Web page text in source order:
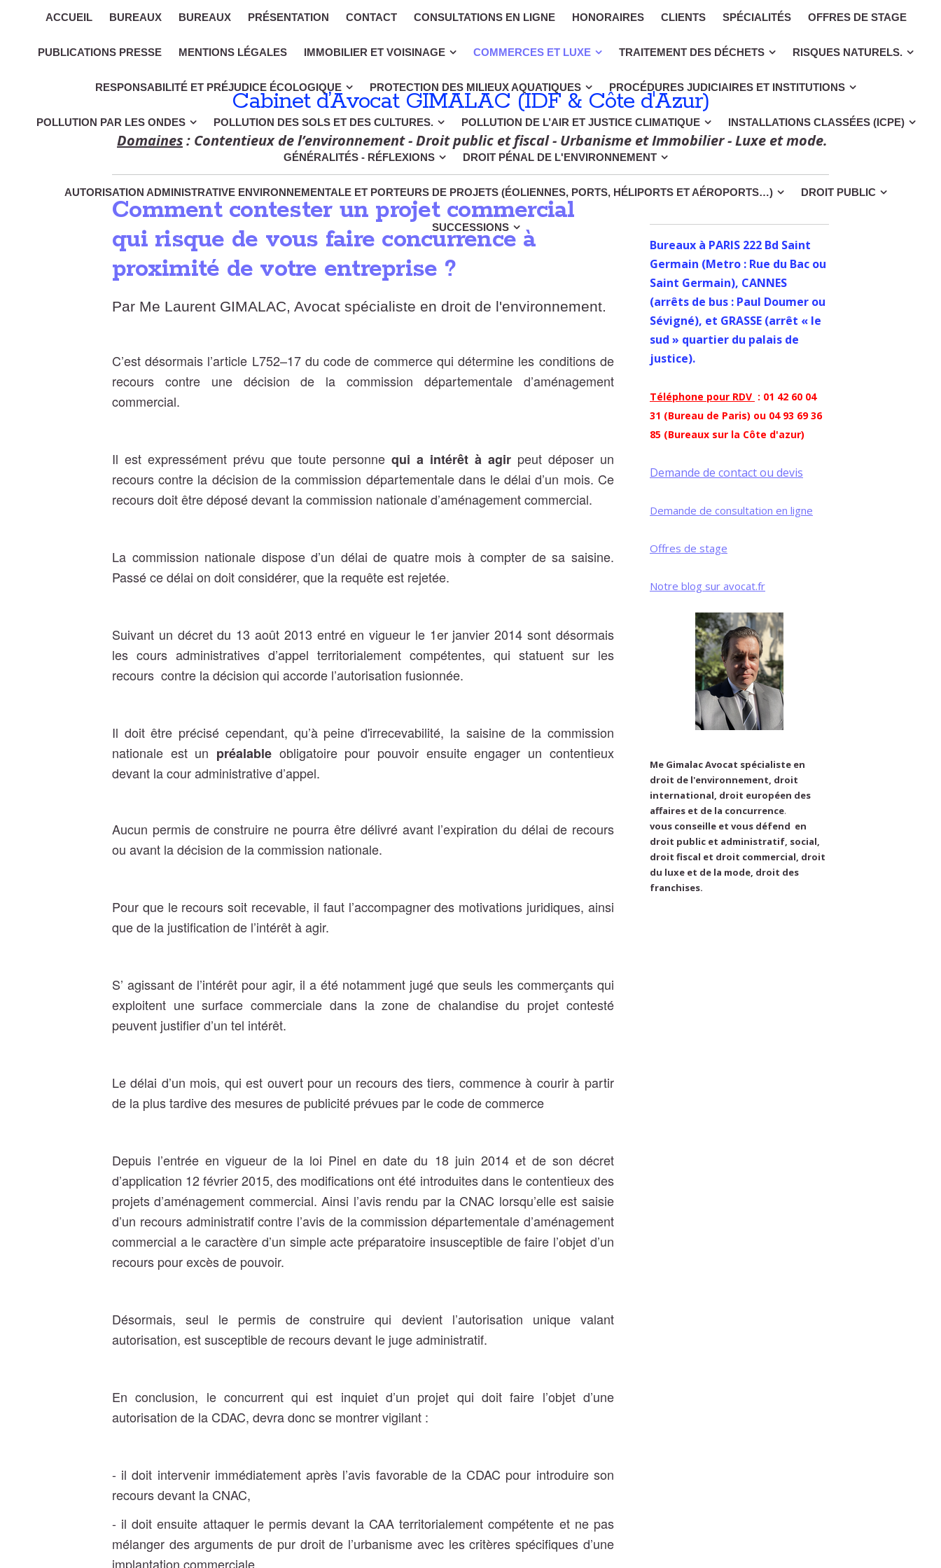
ACCUEIL BUREAUX BUREAUX PRÉSENTATION CONTACT CONSULTATIONS EN LIGNE HONORAIRES CLIENTS SPÉCIALITÉS OFFRES DE STAGE
PUBLICATIONS PRESSE MENTIONS LÉGALES IMMOBILIER ET VOISINAGE COMMERCES ET LUXE TRAITEMENT DES DÉCHETS RISQUES NATURELS.
RESPONSABILITÉ ET PRÉJUDICE ÉCOLOGIQUE PROTECTION DES MILIEUX AQUATIQUES PROCÉDURES JUDICIAIRES ET INSTITUTIONS
POLLUTION PAR LES ONDES POLLUTION DES SOLS ET DES CULTURES. POLLUTION DE L’AIR ET JUSTICE CLIMATIQUE INSTALLATIONS CLASSÉES (ICPE)
GÉNÉRALITÉS - RÉFLEXIONS DROIT PÉNAL DE L'ENVIRONNEMENT
AUTORISATION ADMINISTRATIVE ENVIRONNEMENTALE ET PORTEURS DE PROJETS (ÉOLIENNES, PORTS, HÉLIPORTS ET AÉROPORTS…) DROIT PUBLIC
SUCCESSIONS
Cabinet d’Avocat GIMALAC (IDF & Côte d'Azur)
Domaines: Contentieux de l’environnement - Droit public et fiscal - Urbanisme et Immobilier - Luxe et mode.
Comment contester un projet commercial
qui risque de vous faire concurrence à
proximité de votre entreprise ?
Par Me Laurent GIMALAC, Avocat spécialiste en droit de l'environnement.
C’est désormais l’article L752–17 du code de commerce qui détermine les conditions de
recours contre une décision de la commission départementale d’aménagement
commercial.
Il est expressément prévu que toute personne qui a intérêt à agirpeut déposer un
recours contre la décision de la commission départementale dans le délai d’un mois. Ce
recours doit être déposé devant la commission nationale d’aménagement commercial.
La commission nationale dispose d’un délai de quatre mois à compter de sa saisine.
Passé ce délai on doit considérer, que la requête est rejetée.
Suivant un décret du 13 août 2013 entré en vigueur le 1er janvier 2014 sont désormais
les cours administratives d’appel territorialement compétentes, qui statuent sur les
recours contre la décision qui accorde l’autorisation fusionnée.
Il doit être précisé cependant, qu’à peine d'irrecevabilité, la saisine de la commission
nationale est un préalable obligatoire pour pouvoir ensuite engager un contentieux
devant la cour administrative d’appel.
Aucun permis de construire ne pourra être délivré avant l’expiration du délai de recours
ou avant la décision de la commission nationale.
Pour que le recours soit recevable, il faut l’accompagner des motivations juridiques, ainsi
que de la justification de l’intérêt à agir.
S’ agissant de l’intérêt pour agir, il a été notamment jugé que seuls les commerçants qui
exploitent une surface commerciale dans la zone de chalandise du projet contesté
peuvent justifier d’un tel intérêt.
Le délai d’un mois, qui est ouvert pour un recours des tiers, commence à courir à partir
de la plus tardive des mesures de publicité prévues par le code de commerce
Depuis l’entrée en vigueur de la loi Pinel en date du 18 juin 2014 et de son décret
d’application 12 février 2015, des modifications ont été introduites dans le contentieux des
projets d’aménagement commercial. Ainsi l’avis rendu par la CNAC lorsqu’elle est saisie
d’un recours administratif contre l’avis de la commission départementale d’aménagement
commercial a le caractère d’un simple acte préparatoire insusceptible de faire l’objet d’un
recours pour excès de pouvoir.
Désormais, seul le permis de construire qui devient l’autorisation unique valant
autorisation, est susceptible de recours devant le juge administratif.
En conclusion, le concurrent qui est inquiet d’un projet qui doit faire l’objet d’une
autorisation de la CDAC, devra donc se montrer vigilant :
- il doit intervenir immédiatement après l’avis favorable de la CDAC pour introduire son
recours devant la CNAC,
- il doit ensuite attaquer le permis devant la CAA territorialement compétente et ne pas
mélanger des arguments de pur droit de l’urbanisme avec les critères spécifiques d’une
implantation commerciale.
Bureaux à PARIS 222 Bd Saint
Germain (Metro : Rue du Bac ou
Saint Germain), CANNES
(arrêts de bus : Paul Doumer ou
Sévigné), et GRASSE (arrêt « le
sud » quartier du palais de
justice).
Téléphone pour RDV : 01 42 60 04
31 (Bureau de Paris) ou 04 93 69 36
85 (Bureaux sur la Côte d'azur)
Demande de contact ou devis
Demande de consultation en ligne
Offres de stage
Notre blog sur avocat.fr
Me Gimalac Avocat spécialiste en
droit de l'environnement, droit
international, droit européen des
affaires et de la concurrence.
vous conseille et vous défend en
droit public et administratif, social,
droit fiscal et droit commercial, droit
du luxe et de la mode, droit des
franchises.